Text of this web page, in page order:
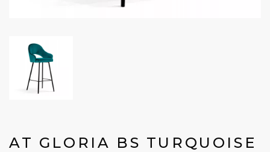
AT GLORIA BS TURQUOISE